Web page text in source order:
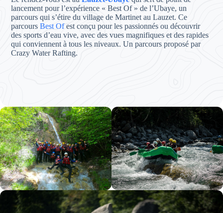
lancement pour l’expérience « Best Of » de l’Ubaye, un
parcours qui s’étire du village de Martinet au Lauzet. Ce
parcoursBest Ofest conçu pour les passionnés ou découvrir
des sports d’eau vive, avec des vues magnifiques et des rapides
qui conviennent à tous les niveaux. Un parcours proposé par
Crazy Water Rafting.